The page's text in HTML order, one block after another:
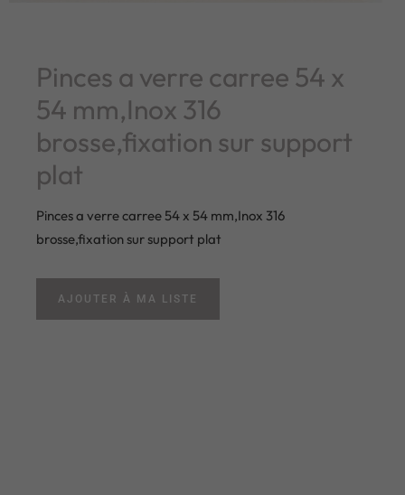
Pinces a verre carree 54 x
54 mm,Inox 316
brosse,fixation sur support
plat
Pinces a verre carree 54 x 54 mm,Inox 316
brosse,fixation sur support plat
AJOUTER À MA LISTE